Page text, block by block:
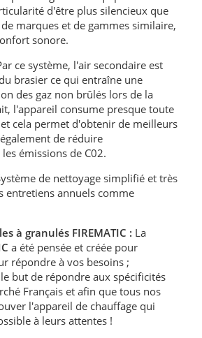
d'être plus silencieux que
marques et de gammes similaire,
sonore.
ce système, l'air secondaire est
brasier ce qui entraîne une
des gaz non brûlés lors de la
l'appareil consume presque toute
cela permet d'obtenir de meilleurs
de réduire
émissions de C02.
de nettoyage simplifié et très
entretiens annuels comme
à granulés FIREMATIC : La
a été pensée et créée pour
répondre à vos besoins ;
but de répondre aux spécificités
Français et afin que tous nos
l'appareil de chauffage qui
à leurs attentes !